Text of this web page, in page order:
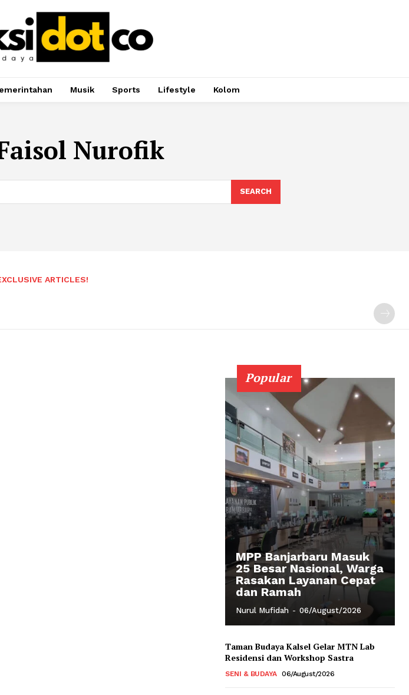
Musik Sports Lifestyle Kolom
Nurofik
SEARCH
ARTICLES!
Popular
MPP Banjarbaru Masuk
25 Besar Nasional, Warga
Rasakan Layanan Cepat
dan Ramah
Nurul Mufidah - 06/August/2026
Taman Budaya Kalsel Gelar MTN Lab
Residensi dan Workshop Sastra
SENI & BUDAYA 06/August/2026